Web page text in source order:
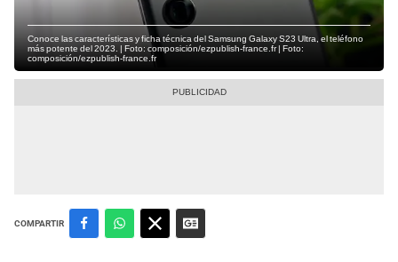
Conoce las características y ficha técnica del Samsung Galaxy S23 Ultra, el teléfono
más potente del 2023. | Foto: composición/ezpublish-france.fr | Foto:
composición/ezpublish-france.fr
COMPARTIR